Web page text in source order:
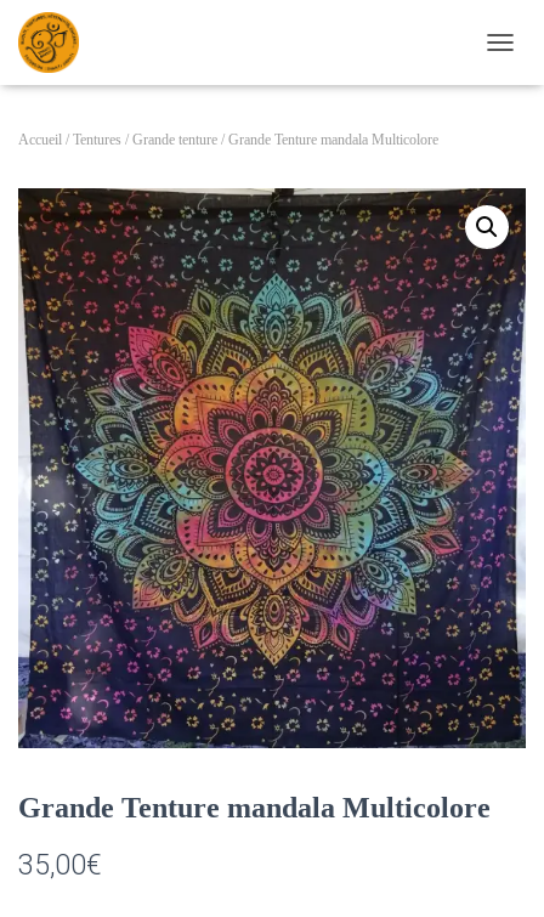
É
R
L
A
N
V
A
I
O
N
Accueil / Tentures / Grande tenture / Grande Tenture mandala Multicolore
Grande Tenture mandala Multicolore
35,00€